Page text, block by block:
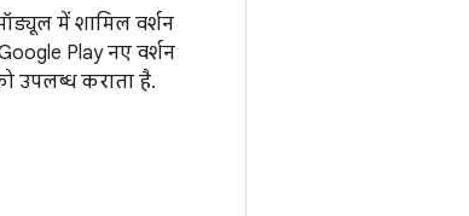
में शामिल वर्शन
Play नए वर्शन
उपलब्ध कराता है.